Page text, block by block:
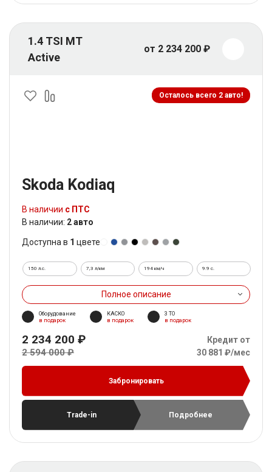
1.4 TSI MT
Active
от 2 234 200 ₽
Осталось всего 2 авто!
Skoda Kodiaq
В наличии с ПТС
В наличии: 2 авто
Доступна в 1 цвете
150 л.с. 7,3 л/км 194 км/ч 9.9 c.
Полное описание
Оборудование
в подарок
КАСКО
в подарок
3 ТО
в подарок
2 234 200 ₽
2 594 000 ₽
Кредит от
30 881 ₽/мес
Забронировать
Trade-in Подробнее